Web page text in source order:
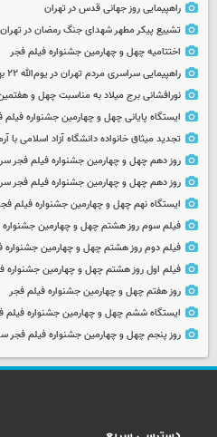
راهپیمایی روز جهانی قدس در تهران
تشییع پیکر مطهر شهدای جنگ رمضان در تهران
اختتامیه چهل و چهارمین جشنواره فیلم فجر
راهپیمایی سراسری مردم تهران در یوم‌الله ۲۲ بهمن
نورافشانی برج میلاد به مناسبت چهل‌ و
ایستگاه پایانی چهل و چهارمین جشنواره فیلم
تجدید میثاق خانواده دانشگاه آزاد اسلامی با
روز دهم چهل و چهارمین جشنواره فیلم فجر
روز دهم چهل و چهارمین جشنواره فیلم فجر
ایستگاه نهم چهل و چهارمین جشنواره فیلم
فیلم سوم روز هشتم چهل و چهارمین جشنواره
فیلم دوم روز هشتم چهل و چهارمین جشنواره
فیلم اول روز هشتم چهل و چهارمین جشنواره
روز هفتم چهل و چهارمین جشنواره فیلم فجر
ایستگاه ششم چهل و چهارمین جشنواره فیلم
روز پنجم چهل و چهارمین جشنواره فیلم فجر